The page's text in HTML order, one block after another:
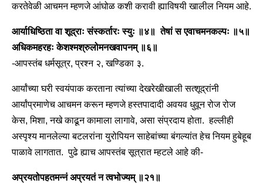
करतेवेळी आचमन म्हणजे आंघोळ कशी करावी ह्याविषयी खालील नियम आहे.
आर्याधिष्ठिता वा शूद्राः संस्कर्तारः स्युः ॥४॥ तेषां स एवाचमनकल्पः ॥५॥
अधिकमहरहः केशश्मश्रुलोमनखवापनम् ॥६॥
-आपस्तंब धर्मसूत्र, प्रश्न २, खण्डिका ३.
आर्यांच्या घरी स्वयंपाक करताना त्यांच्या देखरेखीखाली सत्शूद्रांनी
आर्यांप्रमाणेच आचमन करून म्हणजे हस्तपादादी अवयव धुवून रोज रोज
केस, मिशा, नखे काढून कामाला लागावे, असा संप्रदाय होता. हल्लीही
अस्पृश्य मानलेल्या बटलरांना युरोपियन साहेबांच्या बंगल्यांत हेच नियम हुबेहूब
पाळावे लागतात. पुढे ह्याच आपस्तंब सूत्रात म्हटले आहे की-
अप्रयतोपहतमन्नं अप्रयतं न त्वभोज्यम् ॥२१॥